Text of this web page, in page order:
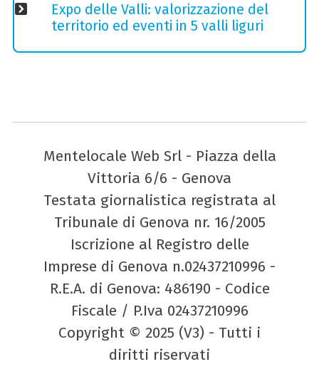
Expo delle Valli: valorizzazione del
territorio ed eventi in 5 valli liguri
Mentelocale Web Srl - Piazza della
Vittoria 6/6 - Genova
Testata giornalistica registrata al
Tribunale di Genova nr. 16/2005
Iscrizione al Registro delle
Imprese di Genova n.02437210996 -
R.E.A. di Genova: 486190 - Codice
Fiscale / P.Iva 02437210996
Copyright © 2025 (V3) - Tutti i
diritti riservati